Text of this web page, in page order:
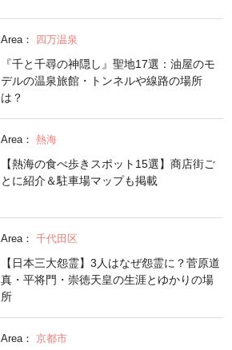
Area： 四万温泉
『千と千尋の神隠し』聖地17選：油屋のモ
デルの温泉旅館・トンネルや線路の場所
は？
Area： 熱海
【熱海の食べ歩きスポット15選】商店街ご
とに紹介＆駐車場マップも掲載
Area： 千代田区
【日本三大怨霊】3人はなぜ怨霊に？菅原道
真・平将門・崇徳天皇の生涯とゆかりの場
所
Area： 京都市